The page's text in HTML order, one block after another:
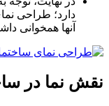
دارد؛ طراحی
آنها همخوانی
نقش نما در